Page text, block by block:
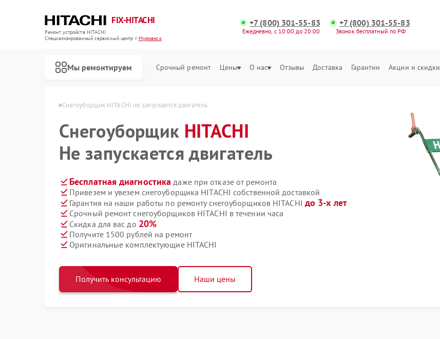
FIX-HITACHI
Ремонт устройств HITACHI
Специализированный cервисный центр г.Мурманск
+7 (800) 301-55-83
Ежедневно, с 10:00 до 20:00
+7 (800) 301-55-83
Звонок бесплатный по РФ
Мы ремонтируем Срочный ремонт Цены О нас Отзывы Доставка Гарантии Акции и скидки
Снегоуборщик HITACHI не запускается двигатель
Снегоуборщик HITACHI
Не запускается двигатель
Бесплатная диагностика даже при отказе от ремонта
Привезем и увезем снегоуборщика HITACHI собственной доставкой
Гарантия на наши работы по ремонту снегоуборщиков HITACHI до 3-х лет
Срочный ремонт снегоуборщиков HITACHI в течении часа
Скидка для вас до 20%
Получите 1500 рублей на ремонт
Оригинальные комплектующие HITACHI
Получить консультацию Наши цены